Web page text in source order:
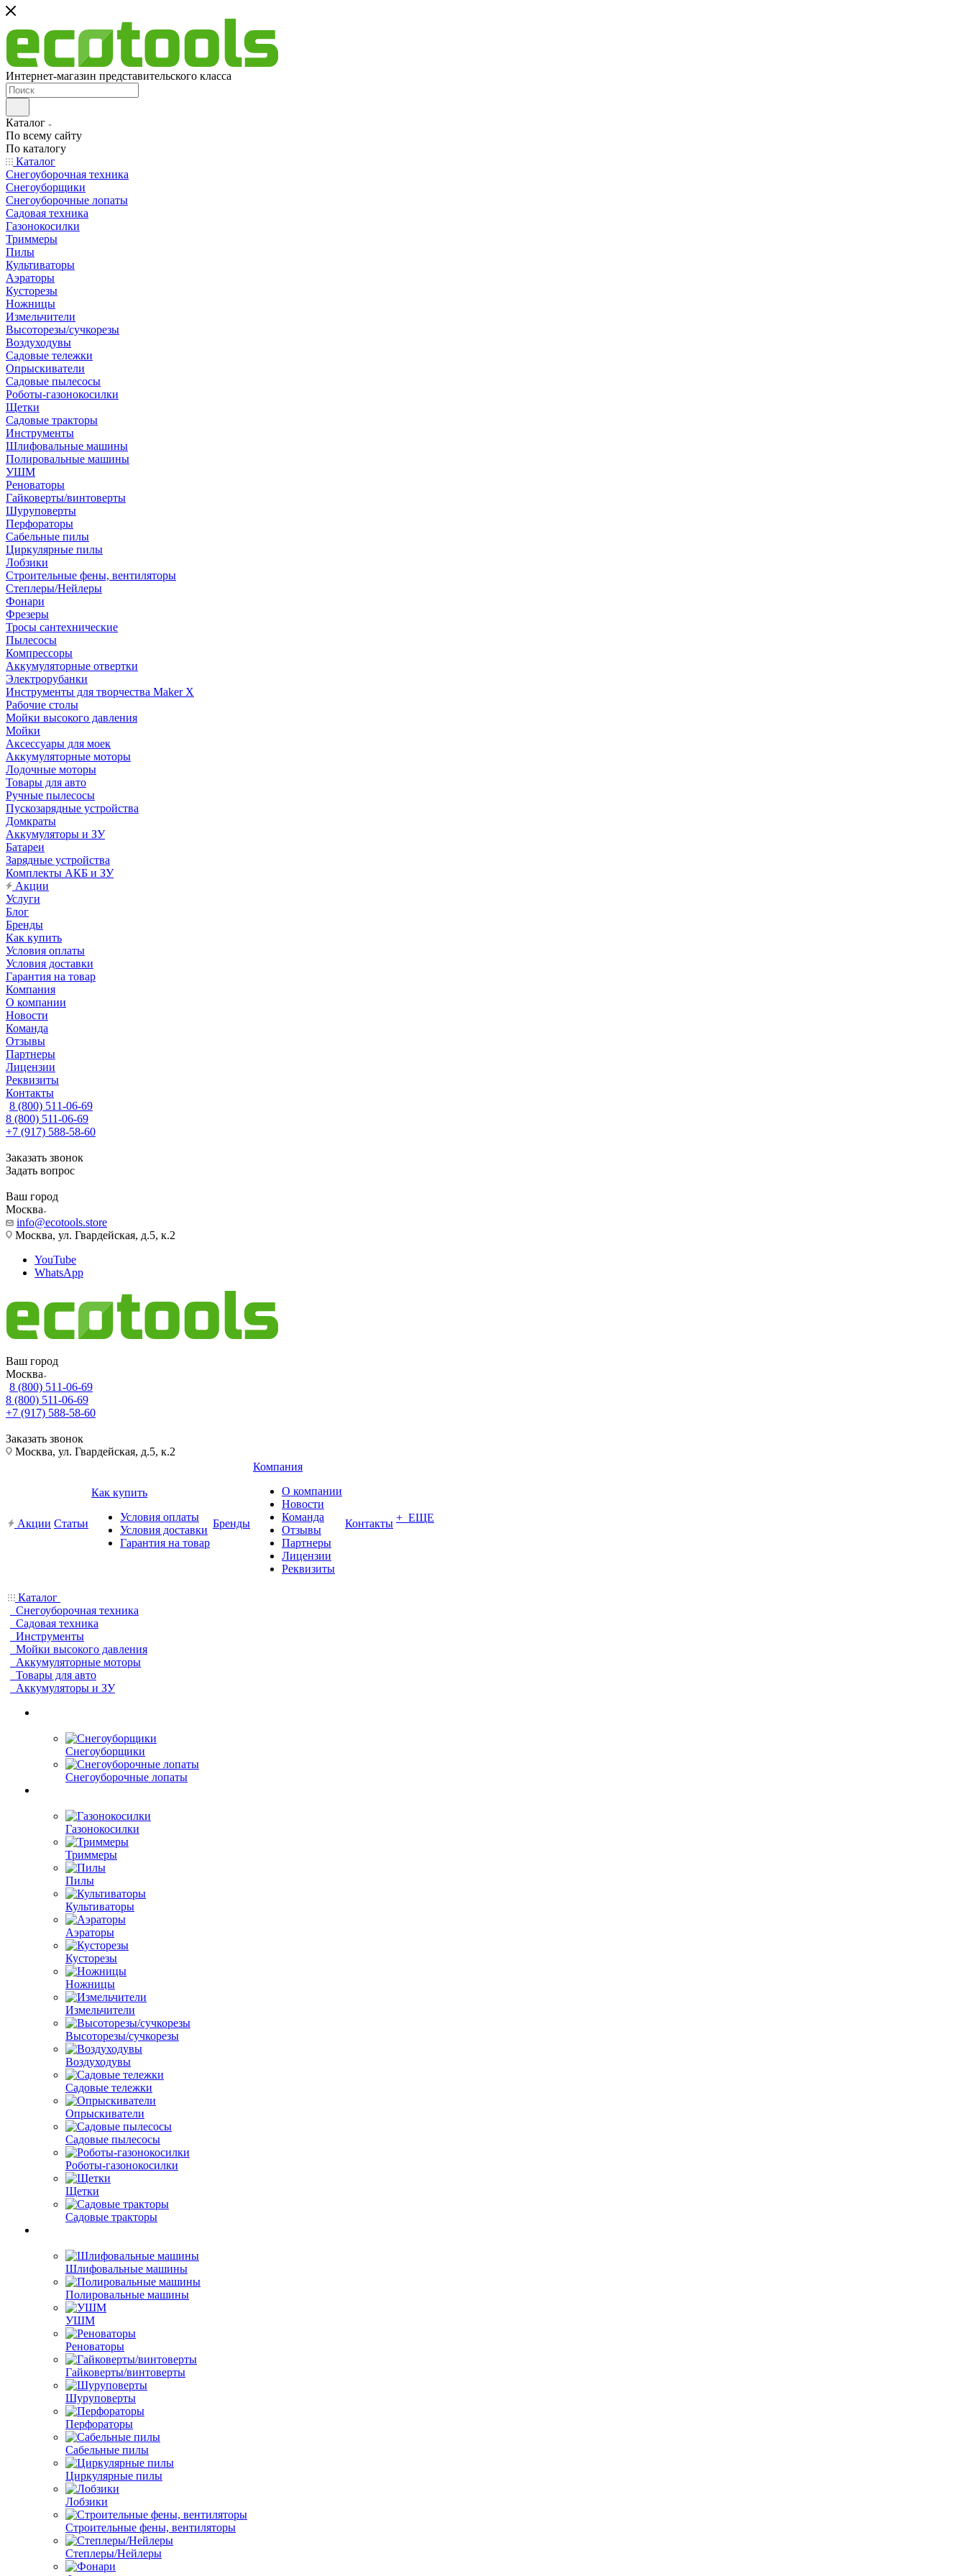
Интернет-магазин представительского класса
Каталог
По всему сайту
По каталогу
Каталог
Снегоуборочная техника
Снегоуборщики
Снегоуборочные лопаты
Садовая техника
Газонокосилки
Триммеры
Пилы
Культиваторы
Аэраторы
Кусторезы
Ножницы
Измельчители
Высоторезы/сучкорезы
Воздуходувы
Садовые тележки
Опрыскиватели
Садовые пылесосы
Роботы-газонокосилки
Щетки
Садовые тракторы
Инструменты
Шлифовальные машины
Полировальные машины
УШМ
Реноваторы
Гайковерты/винтоверты
Шуруповерты
Перфораторы
Сабельные пилы
Циркулярные пилы
Лобзики
Строительные фены, вентиляторы
Степлеры/Нейлеры
Фонари
Фрезеры
Тросы сантехнические
Пылесосы
Компрессоры
Аккумуляторные отвертки
Электрорубанки
Инструменты для творчества Maker X
Рабочие столы
Мойки высокого давления
Мойки
Аксессуары для моек
Аккумуляторные моторы
Лодочные моторы
Товары для авто
Ручные пылесосы
Пускозарядные устройства
Домкраты
Аккумуляторы и ЗУ
Батареи
Зарядные устройства
Комплекты АКБ и ЗУ
Акции
Услуги
Блог
Бренды
Как купить
Условия оплаты
Условия доставки
Гарантия на товар
Компания
О компании
Новости
Команда
Отзывы
Партнеры
Лицензии
Реквизиты
Контакты
8 (800) 511-06-69
8 (800) 511-06-69
+7 (917) 588-58-60
Заказать звонок
Задать вопрос
Ваш город
Москва
info@ecotools.store
Москва, ул. Гвардейская, д.5, к.2
YouTube
WhatsApp
Ваш город
Москва
8 (800) 511-06-69
8 (800) 511-06-69
+7 (917) 588-58-60
Заказать звонок
Москва, ул. Гвардейская, д.5, к.2
Акции Статьи
Как купить
Условия оплаты
Условия доставки
Гарантия на товар
Бренды
Компания
О компании
Новости
Команда
Отзывы
Партнеры
Лицензии
Реквизиты
Контакты + ЕЩЕ
Каталог
Снегоуборочная техника
Садовая техника
Инструменты
Мойки высокого давления
Аккумуляторные моторы
Товары для авто
Аккумуляторы и ЗУ
Снегоуборщики
Снегоуборочные лопаты
Газонокосилки
Триммеры
Пилы
Культиваторы
Аэраторы
Кусторезы
Ножницы
Измельчители
Высоторезы/сучкорезы
Воздуходувы
Садовые тележки
Опрыскиватели
Садовые пылесосы
Роботы-газонокосилки
Щетки
Садовые тракторы
Шлифовальные машины
Полировальные машины
УШМ
Реноваторы
Гайковерты/винтоверты
Шуруповерты
Перфораторы
Сабельные пилы
Циркулярные пилы
Лобзики
Строительные фены, вентиляторы
Степлеры/Нейлеры